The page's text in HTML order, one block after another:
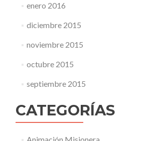
enero 2016
diciembre 2015
noviembre 2015
octubre 2015
septiembre 2015
CATEGORÍAS